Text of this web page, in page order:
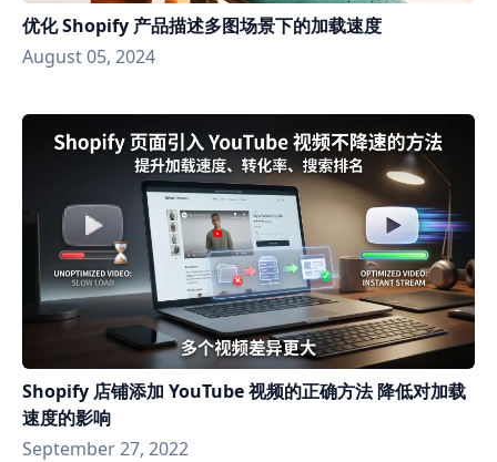
优化 Shopify 产品描述多图场景下的加载速度
August 05, 2024
Shopify 店铺添加 YouTube 视频的正确方法 降低对加载
速度的影响
September 27, 2022